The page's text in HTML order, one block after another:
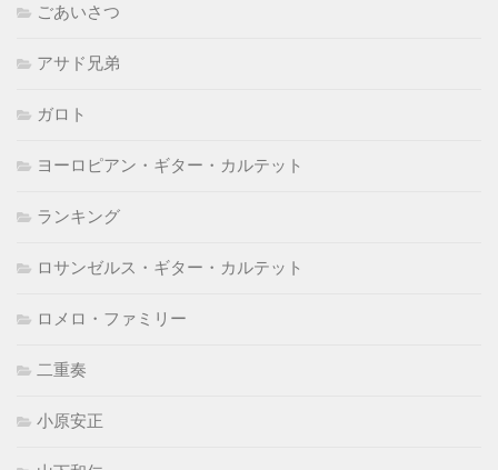
ごあいさつ
アサド兄弟
ガロト
ヨーロピアン・ギター・カルテット
ランキング
ロサンゼルス・ギター・カルテット
ロメロ・ファミリー
二重奏
小原安正